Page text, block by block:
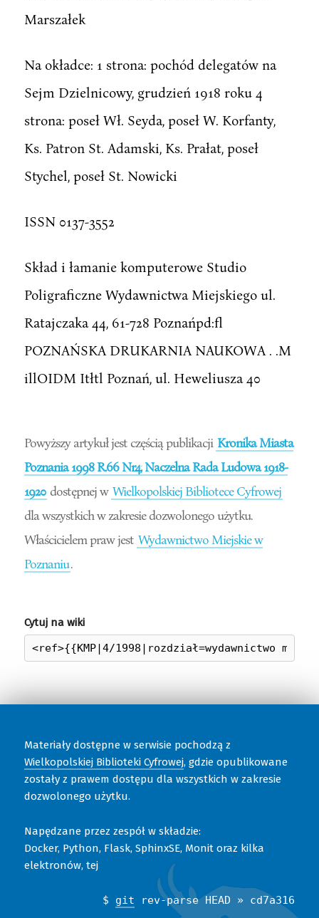
Marszałek
Na okładce: 1 strona: pochód delegatów na
Sejm Dzielnicowy, grudzień 1918 roku 4
strona: poseł Wł. Seyda, poseł W. Korfanty,
Ks. Patron St. Adamski, Ks. Prałat, poseł
Stychel, poseł St. Nowicki
ISSN 0137-3552
Skład i łamanie komputerowe Studio
Poligraficzne Wydawnictwa Miejskiego ul.
Ratajczaka 44, 61-728 Poznańpd:fl
POZNAŃSKA DRUKARNIA NAUKOWA . .M
illOIDM Itłtl Poznań, ul. Heweliusza 40
Powyższy artykuł jest częścią publikacji Kronika Miasta
Poznania 1998 R.66 Nr4; Naczelna Rada Ludowa 1918-
1920 dostępnej w Wielkopolskiej Bibliotece Cyfrowej
dla wszystkich w zakresie dozwolonego użytku.
Właścicielem praw jest Wydawnictwo Miejskie w
Poznaniu.
Cytuj na wiki
Materiały dostępne w serwisie pochodzą z
Wielkopolskiej Biblioteki Cyfrowej, gdzie opublikowane
zostały z prawem dostępu dla wszystkich w zakresie
dozwolonego użytku.
Napędzane przez zespół w składzie:
Docker, Python, Flask, SphinxSE, Monit oraz kilka
elektronów, tej
$ git rev-parse HEAD » cd7a316